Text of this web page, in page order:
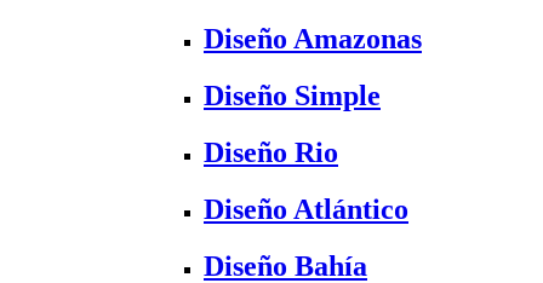
Diseño Amazonas
Diseño Simple
Diseño Rio
Diseño Atlántico
Diseño Bahía